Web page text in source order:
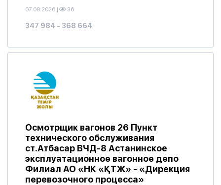
07.08.2026 | 36
347 984 - 368 664
Осмотрщик вагонов 26 Пункт
технического обслуживания
ст.Атбасар ВЧД-8 Астанинское
эксплуатационное вагонное депо
Филиал АО «НК «ҚТЖ» - «Дирекция
перевозочного процесса»